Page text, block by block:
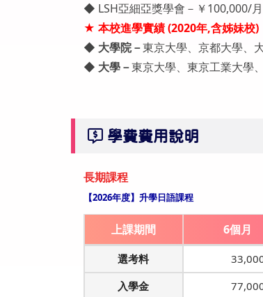
◆ LSH亞細亞獎學會－￥100,000/月
★ 本校進學實績 (2020年,含姊妹校)
◆ 大學院－東京大學、京都大學、
◆ 大學－東京大學、東京工業大學
學費費用說明
長期課程
【2026年度】升學日語課程
上課期間 6個月
選考料
入學金